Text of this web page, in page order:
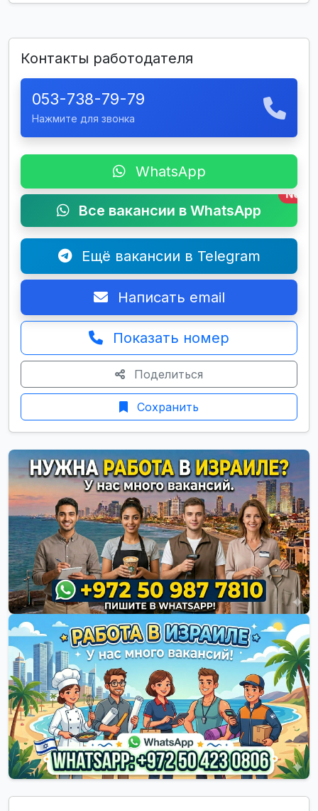
Контакты работодателя
053-738-79-79
Нажмите для звонка
WhatsApp
Все вакансии в WhatsApp
New
Ещё вакансии в Telegram
Написать email
Показать номер
Поделиться
Сохранить